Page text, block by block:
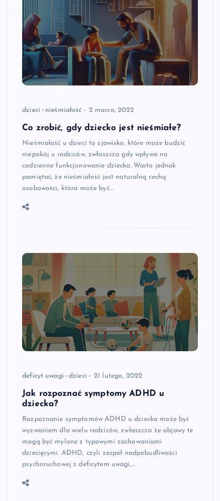
dzieci nieśmiałość 2 marca, 2022
Co zrobić, gdy dziecko jest nieśmiałe?
Nieśmiałość u dzieci to zjawisko, które może budzić
niepokój u rodziców, zwłaszcza gdy wpływa na
codzienne funkcjonowanie dziecka. Warto jednak
pamiętać, że nieśmiałość jest naturalną cechą
osobowości, która może być…
deficyt uwagi dzieci 21 lutego, 2022
Jak rozpoznać symptomy ADHD u
dziecka?
Rozpoznanie symptomów ADHD u dziecka może być
wyzwaniem dla wielu rodziców, zwłaszcza że objawy te
mogą być mylone z typowymi zachowaniami
dziecięcymi. ADHD, czyli zespół nadpobudliwości
psychoruchowej z deficytem uwagi,…